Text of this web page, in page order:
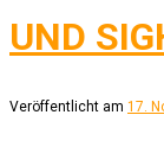
UND
Veröffentlicht am 17.